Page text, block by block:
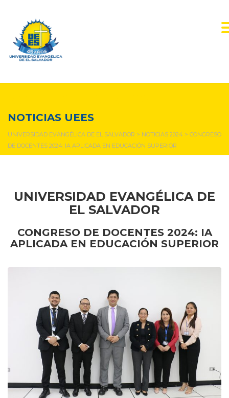
NOTICIAS UEES
UNIVERSIDAD EVANGÉLICA DE EL SALVADOR > NOTICIAS 2024 > CONGRESO
DE DOCENTES 2024: IA APLICADA EN EDUCACIÓN SUPERIOR
UNIVERSIDAD EVANGÉLICA DE
EL SALVADOR
CONGRESO DE DOCENTES 2024: IA
APLICADA EN EDUCACIÓN SUPERIOR